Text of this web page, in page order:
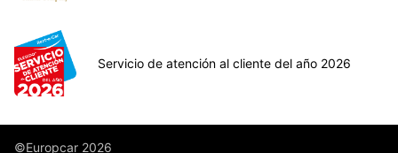
Servicio de atención al cliente del año 2026
©Europcar 2026